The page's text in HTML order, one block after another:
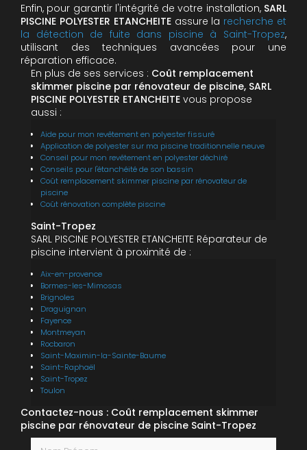
Enfin, pour garantir l'intégrité de votre installation, SARL
PISCINE POLYESTER ETANCHEITEassure la recherche et
la détection de fuite dans piscine à Saint-Tropez,
utilisant des techniques avancées pour une
réparation efficace.
En plus de ses services : Coût remplacement
skimmer piscine par rénovateur de piscine, SARL
PISCINE POLYESTER ETANCHEITE vous propose
aussi :
Aide pour mon revêtement en polyester fissuré
Application de polyester sur ma piscine traditionnelle neuve
Conseil pour mon revêtement en polyester déchiré
Conseils pour l'étanchéité de son bassin
Coût remplacement skimmer piscine par rénovateur de
piscine
Coût rénovation complète piscine
Saint-Tropez
SARL PISCINE POLYESTER ETANCHEITE Réparateur de
piscine intervient à proximité de :
Aix-en-provence
Bormes-les-Mimosas
Brignoles
Draguignan
Fayence
Montmeyan
Rocbaron
Saint-Maximin-la-Sainte-Baume
Saint-Raphaël
Saint-Tropez
Toulon
Contactez-nous : Coût remplacement skimmer
piscine par rénovateur de piscine Saint-Tropez